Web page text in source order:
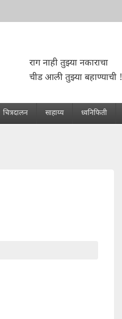
राग नाही तुझ्या नकाराचा
चीड आली तुझ्या बहाण्याची !
चित्रदालन साहाय्य ध्वनिफिती